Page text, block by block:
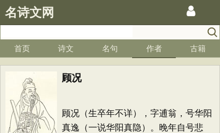
名诗文网
首页 诗文 名句 作者 古籍
顾况
顾况（生卒年不详），字逋翁，号华阳
真逸（一说华阳真隐）。晚年自号悲